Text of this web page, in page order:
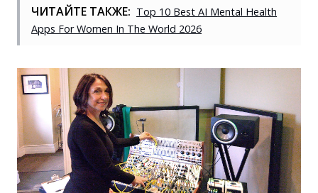
ЧИТАЙТЕ ТАКЖЕ: Top 10 Best AI Mental Health
Apps For Women In The World 2026